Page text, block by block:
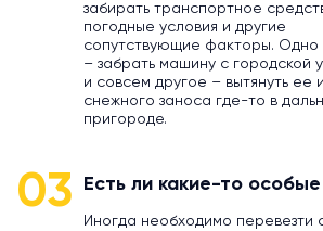
забирать транспортное
погодные условия и другие
сопутствующие факторы. Одно
– забрать машину с городской
и совсем другое – вытянуть ее
снежного заноса где-то в
пригороде.
03 Есть ли какие-то
Иногда необходимо перевезти